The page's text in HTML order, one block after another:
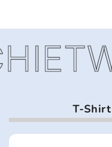
T-Shirt